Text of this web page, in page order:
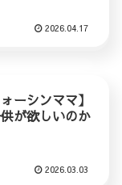
2026.04.17
ーシンママ】
が欲しいのか
2026.03.03